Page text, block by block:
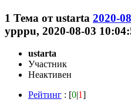
1 Тема отustarta 2020-
ypppu, 2020-08-03
ustarta
Участник
Неактивен
Рейтинг : [0|1]